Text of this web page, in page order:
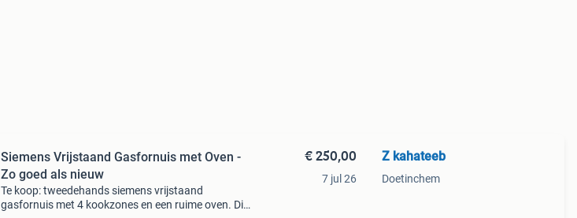
Siemens Vrijstaand Gasfornuis met Oven -
Zo goed als nieuw
Te koop: tweedehands siemens vrijstaand
gasfornuis met 4 kookzones en een ruime oven. Dit
€ 250,00
7 jul 26
Z kahateeb
Doetinchem